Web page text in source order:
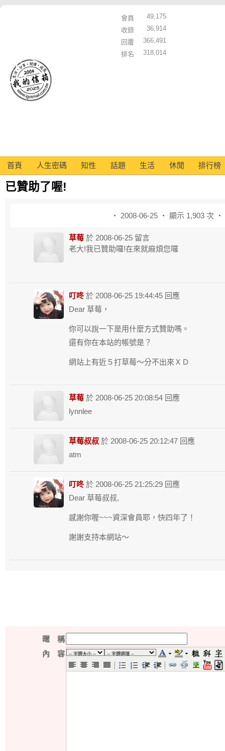
會員
49,175
收錄
36,914
回覆
366,491
排名
318,014
首頁 人生密碼 知性 話題 生活 休閒 排行榜
已贊助了喔!
‧ 2008-06-25 ‧ 顯示 1,903 次
草莓 於 2008-06-25 留言
老大!我已贊助囉!在來就麻煩您囉
叮咚於 2008-06-25 19:44:45 回應
Dear 草莓，
你可以說一下是用什麼方式贊助嗎。
還有你在本站的帳號是？
網站上有近５打草莓～分不出來ＸＤ
草莓 於 2008-06-25 20:08:54 回應
lynnlee
草莓叔叔 於 2008-06-25 20:12:47 回應
atm
叮咚於 2008-06-25 21:25:29 回應
Dear 草莓叔叔,
感謝你喔~~~資深會員耶，快四年了！
謝謝支持本網站～
暱 稱
內 容